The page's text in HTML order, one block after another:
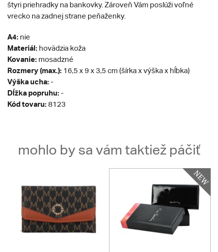
štyri priehradky na bankovky. Zároveň Vám poslúži voľné
vrecko na zadnej strane peňaženky.
A4: nie
Materiál: hovädzia koža
Kovanie: mosadzné
Rozmery (max.): 16,5 x 9 x 3,5 cm (šírka x výška x hĺbka)
Výška ucha: -
Dĺžka popruhu: -
Kód tovaru: 8123
mohlo by sa vám taktiež páčiť